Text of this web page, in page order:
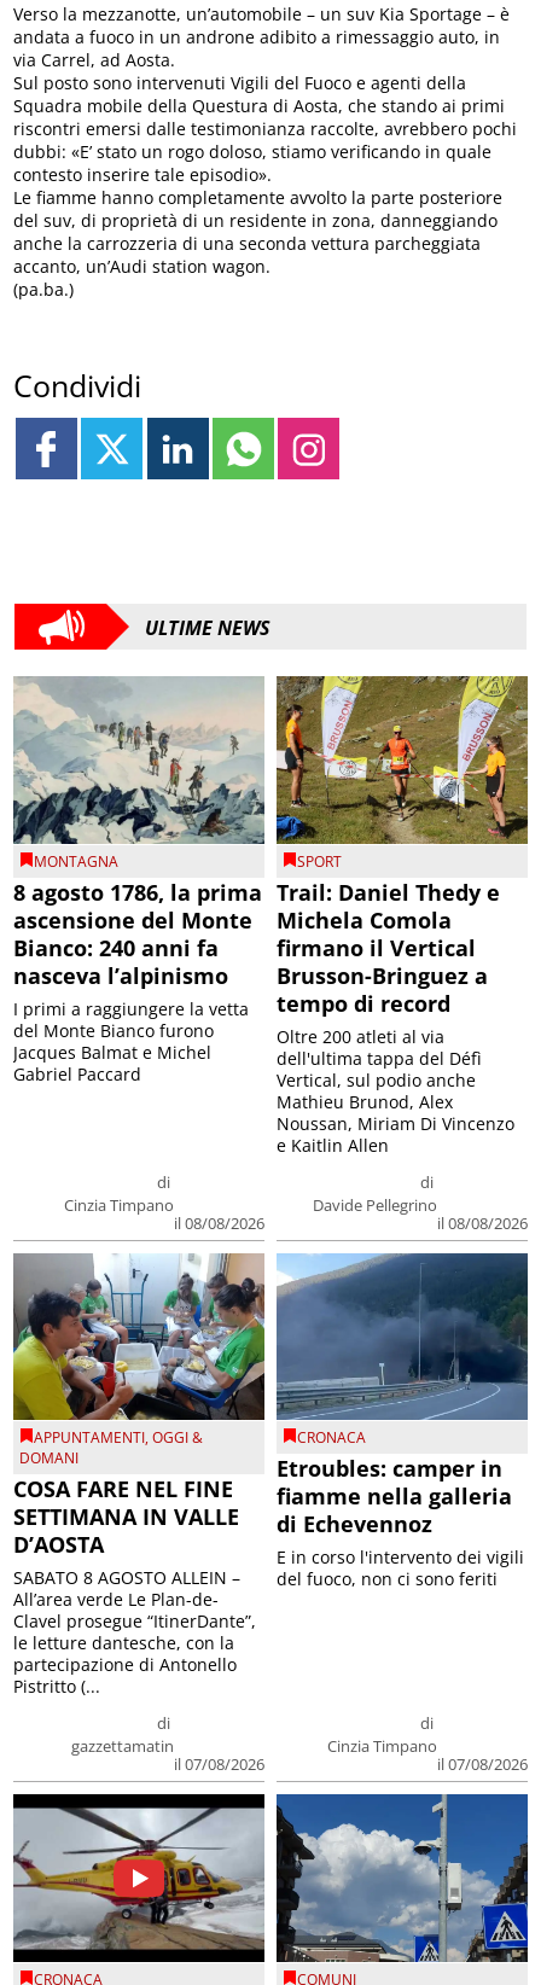
Verso la mezzanotte, un’automobile – un suv Kia Sportage – è
andata a fuoco in un androne adibito a rimessaggio auto, in
via Carrel, ad Aosta.
Sul posto sono intervenuti Vigili del Fuoco e agenti della
Squadra mobile della Questura di Aosta, che stando ai primi
riscontri emersi dalle testimonianza raccolte, avrebbero pochi
dubbi: «E’ stato un rogo doloso, stiamo verificando in quale
contesto inserire tale episodio».
Le fiamme hanno completamente avvolto la parte posteriore
del suv, di proprietà di un residente in zona, danneggiando
anche la carrozzeria di una seconda vettura parcheggiata
accanto, un’Audi station wagon.
(pa.ba.)
Condividi
ULTIME NEWS
MONTAGNA
8 agosto 1786, la prima
ascensione del Monte
Bianco: 240 anni fa
nasceva l’alpinismo
di
Cinzia Timpano
il 08/08/2026
I primi a raggiungere la vetta
del Monte Bianco furono
Jacques Balmat e Michel
Gabriel Paccard
SPORT
Trail: Daniel Thedy e
Michela Comola
firmano il Vertical
Brusson-Bringuez a
tempo di record
di
Davide Pellegrino
il 08/08/2026
Oltre 200 atleti al via
dell'ultima tappa del Défì
Vertical, sul podio anche
Mathieu Brunod, Alex
Noussan, Miriam Di Vincenzo
e Kaitlin Allen
APPUNTAMENTI,OGGI &
DOMANI
COSA FARE NEL FINE
SETTIMANA IN VALLE
D’AOSTA
di
gazzettamatin
il 07/08/2026
SABATO 8 AGOSTO ALLEIN –
All’area verde Le Plan-de-
Clavel prosegue “ItinerDante”,
le letture dantesche, con la
partecipazione di Antonello
Pistritto (...
CRONACA
Etroubles: camper in
fiamme nella galleria
di Echevennoz
di
Cinzia Timpano
il 07/08/2026
E in corso l'intervento dei vigili
del fuoco, non ci sono feriti
CRONACA COMUNI